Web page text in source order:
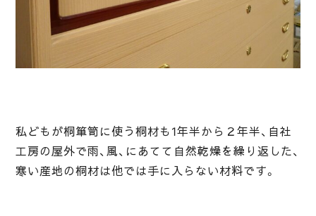
私どもが桐箪笥に使う桐材も1年半から２年半、自社
工房の屋外で雨、風、にあてて自然乾燥を繰り返した、
寒い産地の桐材は他では手に入らない材料です。